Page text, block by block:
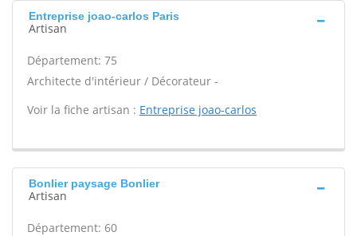
Entreprise joao-carlos Paris
Artisan
Département: 75
Architecte d'intérieur / Décorateur -
Voir la fiche artisan : Entreprise joao-carlos
Bonlier paysage Bonlier
Artisan
Département: 60